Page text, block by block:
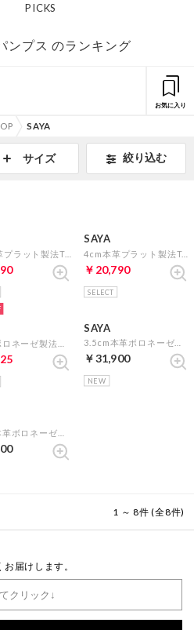
PICKS
ンプス のランキング
お気に入り
SAYA
サイズ 絞り込む
4cm本革プラット製法T-ストラップシューズ （ブロンズ）
SAYA
4cm本革プラット製法T-ストラップシューズ （ダークブラウン）
￥20,790
SELECT
SAYA
￥31,900
NEW
1 ～ 8件 (全8件)
届けします。